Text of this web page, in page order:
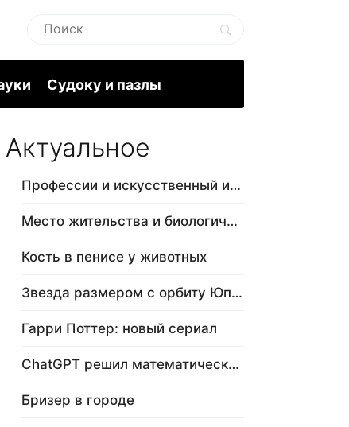
Судоку и пазлы
Актуальное
Профессии и искусственный интеллект
Место жительства и биологический в…
Кость в пенисе у животных
Звезда размером с орбиту Юпитера
Гарри Поттер: новый сериал
ChatGPT решил математическую задачу
Бризер в городе